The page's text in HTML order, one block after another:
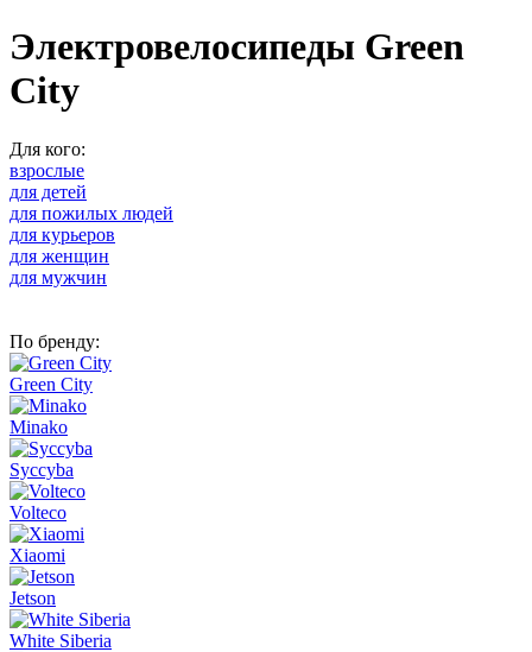
Электровелосипеды Green
City
Для кого:
взрослые
для детей
для пожилых людей
для курьеров
для женщин
для мужчин
По бренду:
Green City
Minako
Syccyba
Volteco
Xiaomi
Jetson
White Siberia